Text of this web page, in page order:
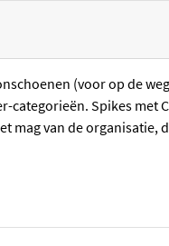
(voor op de
categorieën. Spikes met
mag van de organisatie,